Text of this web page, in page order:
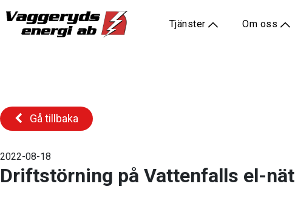
Tjänster Om oss
Gå tillbaka
2022-08-18
Driftstörning på Vattenfalls el-nät